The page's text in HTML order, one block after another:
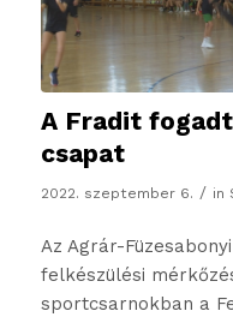
A Fradit
csapat
2022. szeptember 6. / in
Az Agrár-
felkészülési
sportcsarnokban a